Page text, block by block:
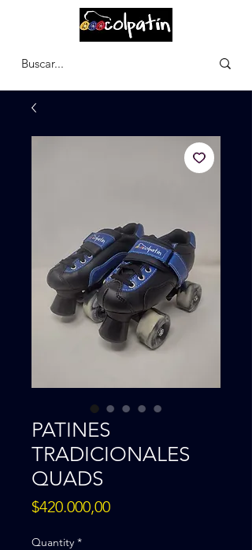
PATINES
TRADICIONALES
QUADS
$420.000,00Price
Quantity *